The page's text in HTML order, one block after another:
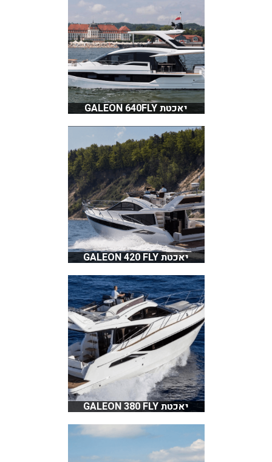
יאכטת GALEON 640FLY
יאכטת GALEON 420 FLY
יאכטת GALEON 380 FLY